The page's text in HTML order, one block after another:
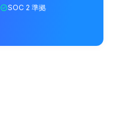
SOC 2 準拠